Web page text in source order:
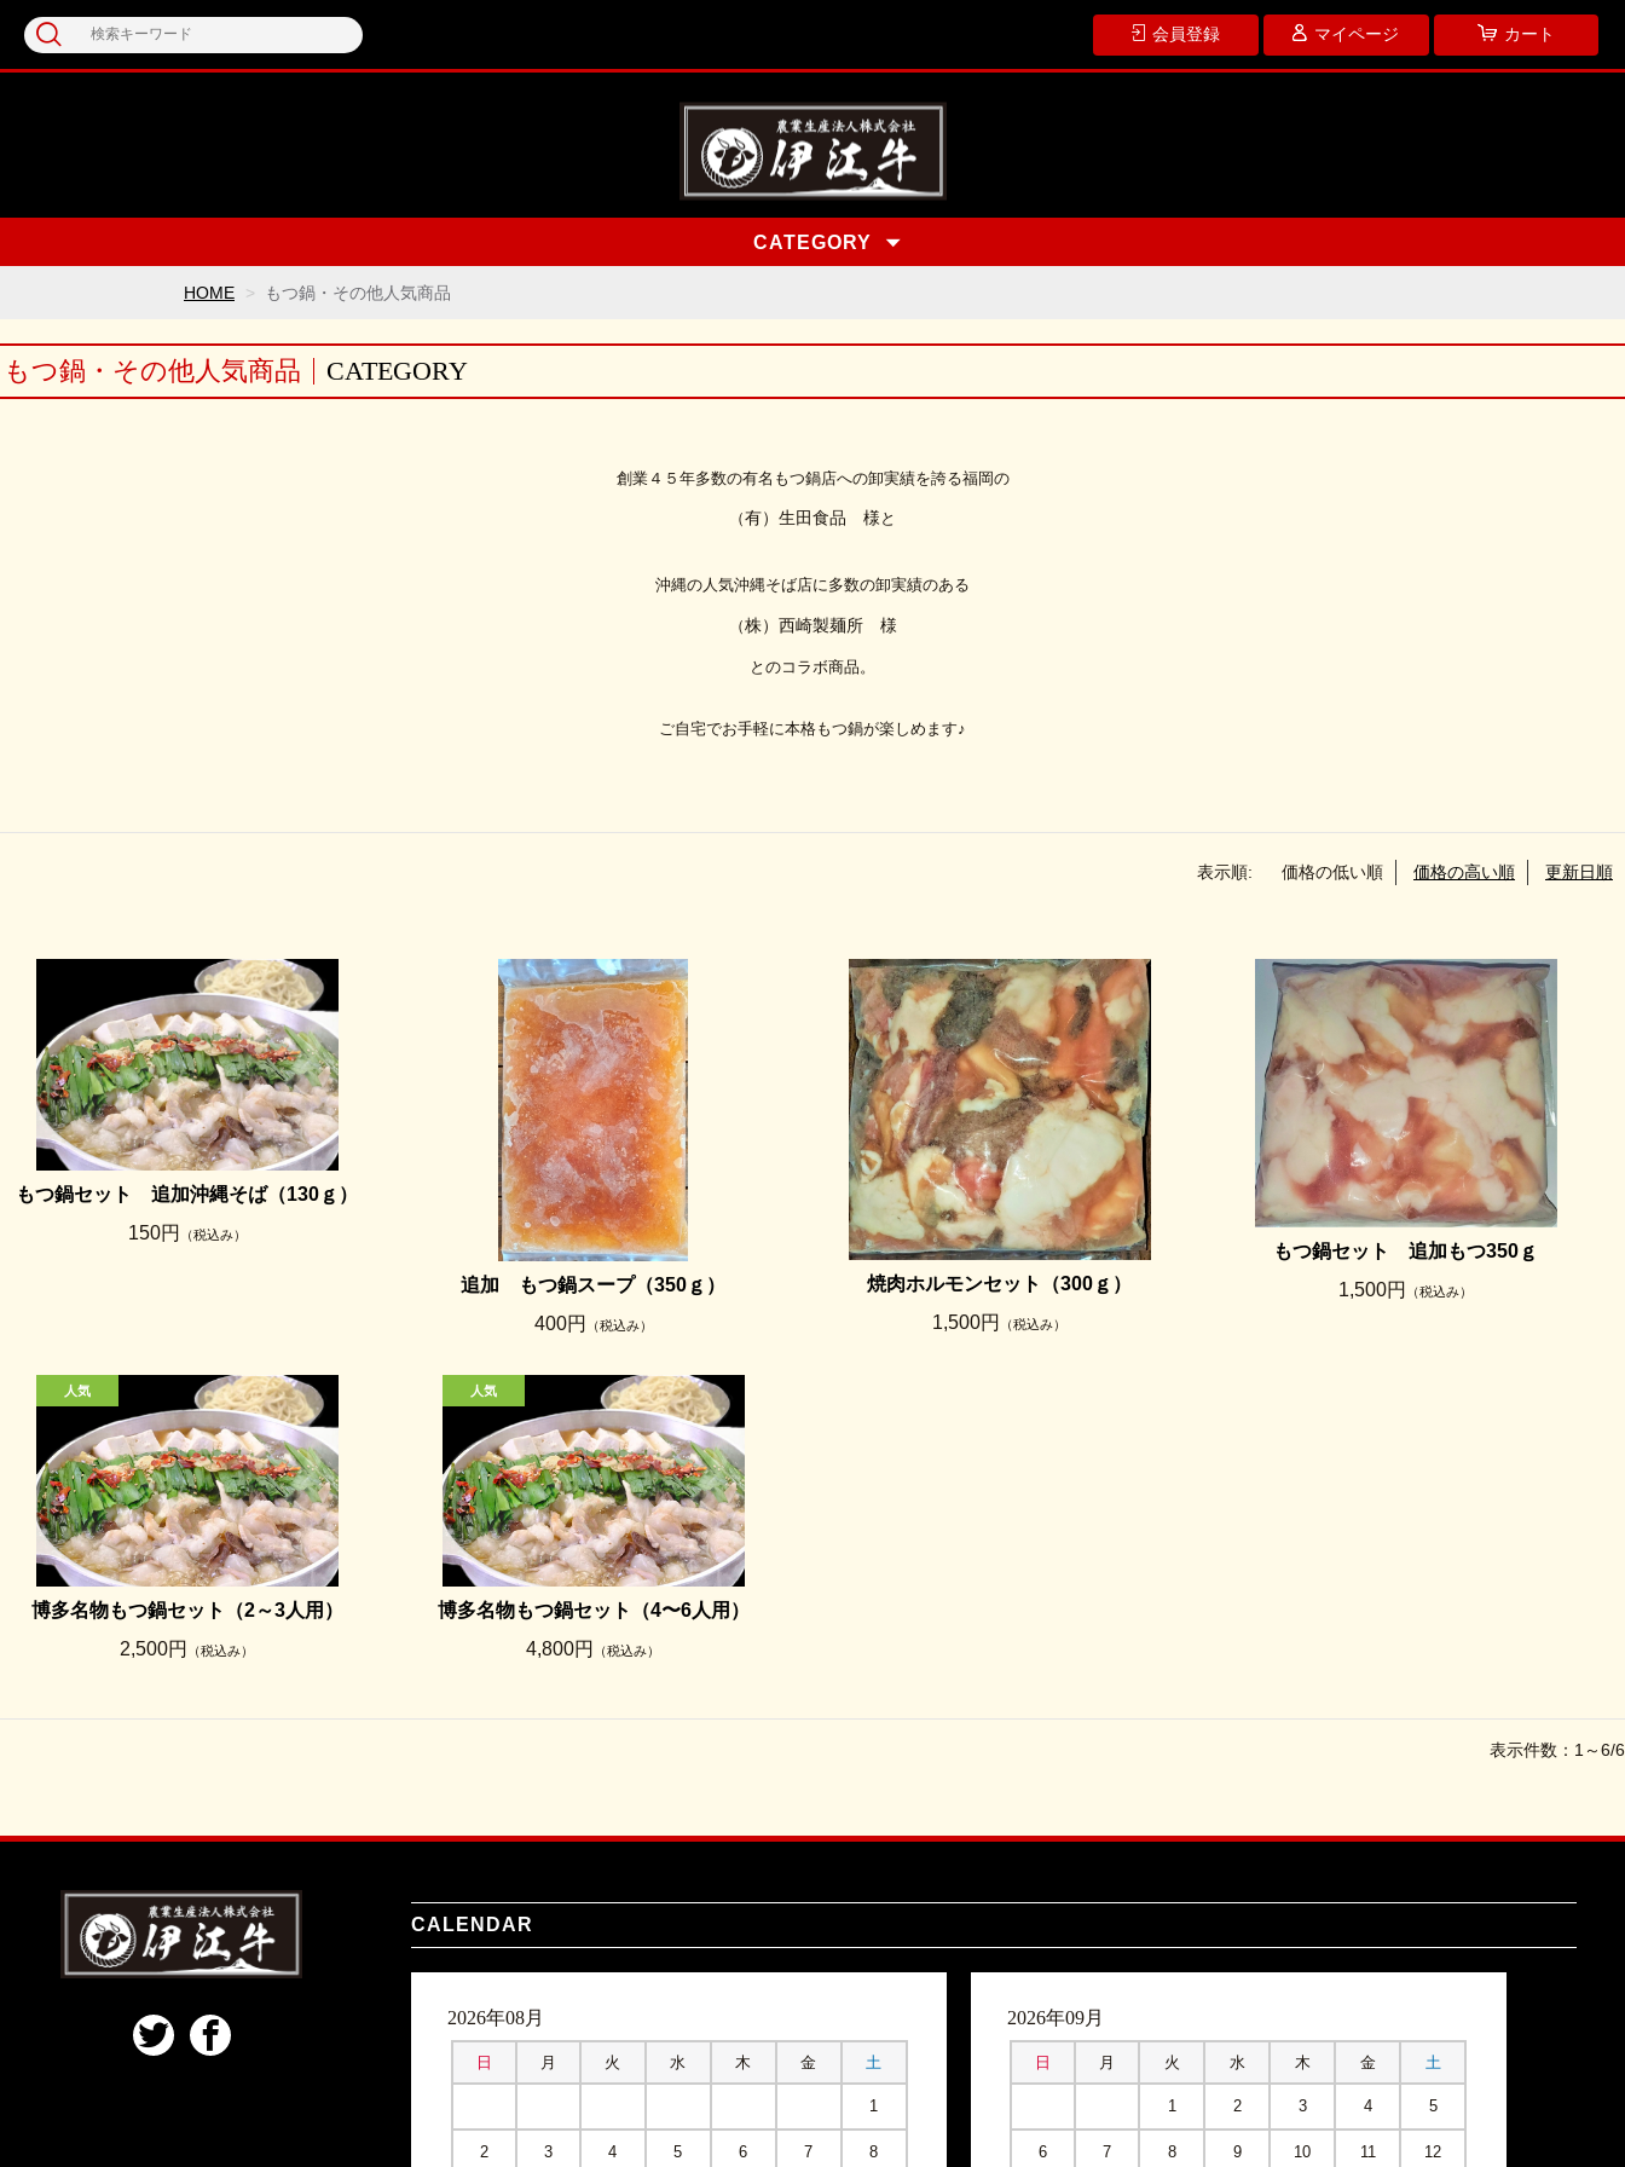
会員登録 マイページ カート
CATEGORY
HOME もつ鍋・その他人気商品
CATEGORY
もつ鍋・その他人気商品
創業４５年多数の有名もつ鍋店への卸実績を誇る福岡の
（有）生田食品 様 と
沖縄の人気沖縄そば店に多数の卸実績のある
（株）西崎製麺所 様
とのコラボ商品。
ご自宅でお手軽に本格もつ鍋が楽しめます♪
表示順: 価格の低い順 価格の高い順 更新日順
もつ鍋セット 追加沖縄そば（130ｇ）
150円
（税込み）
追加 もつ鍋スープ（350ｇ）
400円
（税込み）
焼肉ホルモンセット（300ｇ）
1,500円
（税込み）
もつ鍋セット 追加もつ350ｇ
1,500円
（税込み）
博多名物もつ鍋セット（2～3人用）
2,500円
（税込み）
博多名物もつ鍋セット（4〜6人用）
4,800円
（税込み）
表示件数：1～6/6
CALENDAR
2026年08月
日 月 火 水 木 金 土
1
2 3 4 5 6 7 8
2026年09月
日 月 火 水 木 金 土
1 2 3 4 5
6 7 8 9 10 11 12